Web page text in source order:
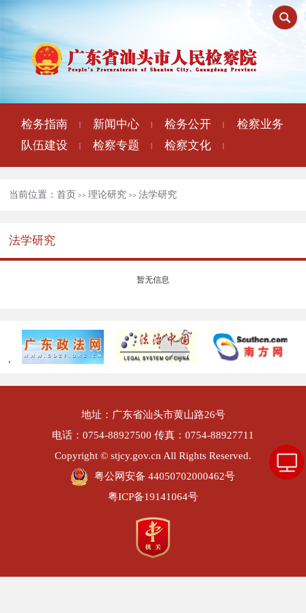
检务指南 新闻中心 检务公开
检察业务
队伍建设
检察专题 检察文化
当前位置：首页 >>理论研究 >>法学研究
法学研究
暂无信息
地址：广东省汕头市黄山路26号
电话：0754-88927500 传真：0754-88927711
Copyright © stjcy.gov.cn All Rights Reserved.
粤公网安备 44050702000462号
粤ICP备19141064号